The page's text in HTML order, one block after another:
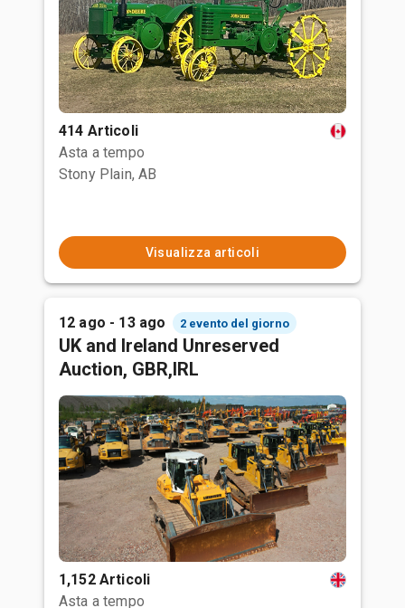
414 Articoli
Asta a tempo
Stony Plain, AB
Visualizza articoli
12 ago - 13 ago 2 evento del giorno
UK and Ireland Unreserved
Auction, GBR,IRL
1,152 Articoli
Asta a tempo